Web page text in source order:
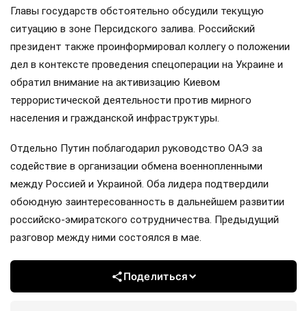
Главы государств обстоятельно обсудили текущую
ситуацию в зоне Персидского залива. Российский
президент также проинформировал коллегу о положении
дел в контексте проведения спецоперации на Украине и
обратил внимание на активизацию Киевом
террористической деятельности против мирного
населения и гражданской инфраструктуры.
Отдельно Путин поблагодарил руководство ОАЭ за
содействие в организации обмена военнопленными
между Россией и Украиной. Оба лидера подтвердили
обоюдную заинтересованность в дальнейшем развитии
российско-эмиратского сотрудничества. Предыдущий
разговор между ними состоялся в мае.
Поделиться